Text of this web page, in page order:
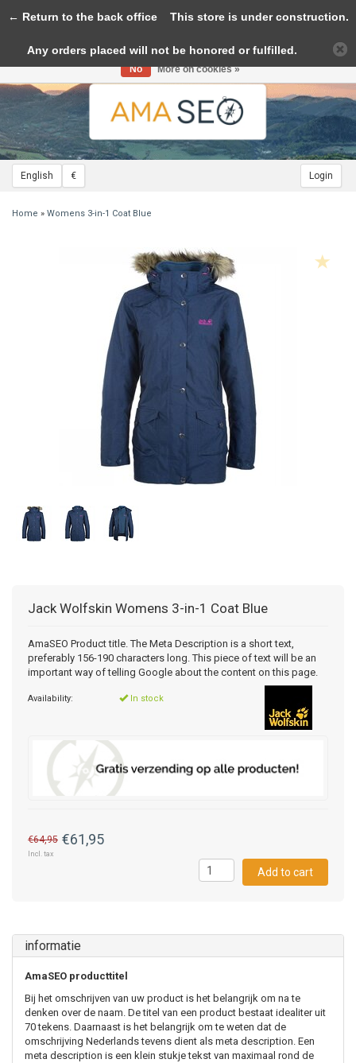
English € Login
Toggle
Home » Womens 3-in-1 Coat Blue
Jack Wolfskin Womens 3-in-1 Coat Blue
AmaSEO Product title. The Meta Description is a short text,
preferably 156-190 characters long. This piece of text will be an
important way of telling Google about the content on this page.
Availability: In stock
€64,95 €61,95
Incl. tax
Add to cart
informatie
AmaSEO producttitel
Bij het omschrijven van uw product is het belangrijk om na te
denken over de naam. De titel van een product bestaat idealiter uit
70 tekens. Daarnaast is het belangrijk om te weten dat de
omschrijving Nederlands tevens dient als meta description. Een
meta description is een klein stukje tekst van maximaal rond de
Please accept cookies to help us improve this website Is this OK?
Yes
No
More on cookies »
← Return to the back officeThis store is under construction.
Any orders placed will not be honored or fulfilled.